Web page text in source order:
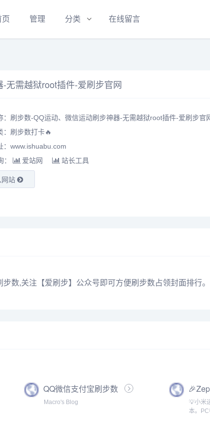
页 管理 分类 在线留言
无需越狱root插件-爱刷步官网
：刷步数-QQ运动、微信运动刷步神器-无需越狱root插件-爱刷步官
刷步数打卡🔥
：www.ishuabu.com
：
爱站网 站长工具
网站
数,关注【爱刷步】公众号即可方便刷步数占领封面排行。
QQ微信支付宝刷步数
Macro's Blog
💡小米
本。PC